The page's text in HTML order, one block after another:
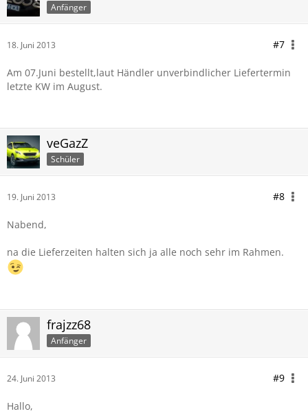
Anfänger
18. Juni 2013 #7
Am 07.Juni bestellt,laut Händler unverbindlicher Liefertermin
letzte KW im August.
veGazZ
Schüler
19. Juni 2013 #8
Nabend,
na die Lieferzeiten halten sich ja alle noch sehr im Rahmen.
frajzz68
Anfänger
24. Juni 2013 #9
Hallo,